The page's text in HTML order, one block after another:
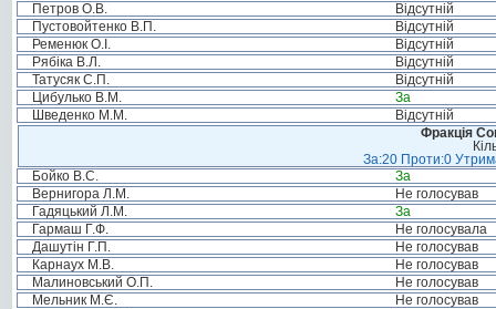
Петров О.В.
Відсутній
Пустовойтенко В.П.
Відсутній
Ременюк О.І.
Відсутній
Рябіка В.Л.
Відсутній
Татусяк С.П.
Відсутній
Цибулько В.М.
За
Шведенко М.М.
Відсутній
Фракція
За:20 Проти:0
Бойко В.С.
За
Вернигора Л.М.
Не голосував
Гадяцький Л.М.
За
Гармаш Г.Ф.
Не голосувала
Дашутін Г.П.
Не голосував
Карнаух М.В.
Не голосував
Малиновський О.П.
Не голосував
Мельник М.Є.
Не голосував